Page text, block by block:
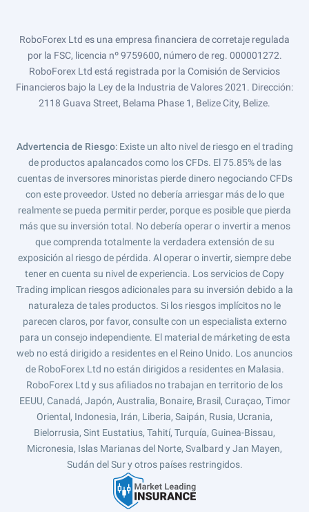
RoboForex Ltd es una empresa financiera de corretaje regulada
por la FSC, licencia nº 9759600, número de reg. 000001272.
RoboForex Ltd está registrada por la Comisión de Servicios
Financieros bajo la Ley de la Industria de Valores 2021. Dirección:
2118 Guava Street, Belama Phase 1, Belize City, Belize.
Advertencia de Riesgo: Existe un alto nivel de riesgo en el trading
de productos apalancados como los CFDs. El 75.85% de las
cuentas de inversores minoristas pierde dinero negociando CFDs
con este proveedor. Usted no debería arriesgar más de lo que
realmente se pueda permitir perder, porque es posible que pierda
más que su inversión total. No debería operar o invertir a menos
que comprenda totalmente la verdadera extensión de su
exposición al riesgo de pérdida. Al operar o invertir, siempre debe
tener en cuenta su nivel de experiencia. Los servicios de Copy
Trading implican riesgos adicionales para su inversión debido a la
naturaleza de tales productos. Si los riesgos implícitos no le
parecen claros, por favor, consulte con un especialista externo
para un consejo independiente. El material de márketing de esta
web no está dirigido a residentes en el Reino Unido. Los anuncios
de RoboForex Ltd no están dirigidos a residentes en Malasia.
RoboForex Ltd y sus afiliados no trabajan en territorio de los
EEUU, Canadá, Japón, Australia, Bonaire, Brasil, Curaçao, Timor
Oriental, Indonesia, Irán, Liberia, Saipán, Rusia, Ucrania,
Bielorrusia, Sint Eustatius, Tahití, Turquía, Guinea-Bissau,
Micronesia, Islas Marianas del Norte, Svalbard y Jan Mayen,
Sudán del Sur y otros países restringidos.